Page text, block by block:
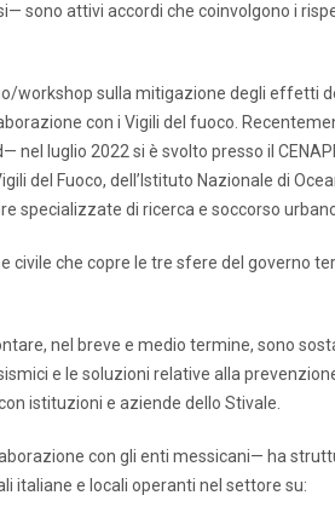
sono attivi accordi che coinvolgono i
workshop sulla mitigazione degli effetti
con i Vigili del fuoco.
luglio 2022 si è svolto presso il
del Fuoco, dell’Istituto Nazionale di
specializzate di ricerca e soccorso
civile che copre le tre sfere del governo
nel breve e medio termine, sono
e le soluzioni relative alla
istituzioni e aziende dello Stivale.
con gli enti messicani— ha
italiane e locali operanti nel settore su: